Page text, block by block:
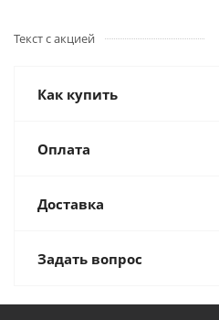
Текст с акцией
Как купить
Оплата
Доставка
Задать вопрос